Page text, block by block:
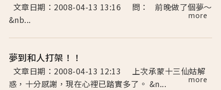
文章日期：2008-04-13 13:16 問： 前晚做了個夢～
&nb...
more
夢到和人打架！！
文章日期：2008-04-13 12:13 上次承蒙十三仙姑解
惑，十分感謝，現在心裡已踏實多了。 &n...
more